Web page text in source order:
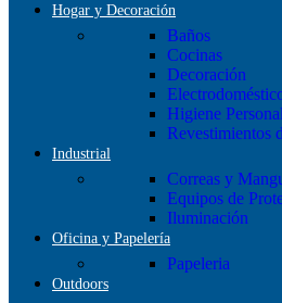
Hogar y Decoración
Baños
Cocinas
Decoración
Higiene Personal
Revestimientos
Industrial
Correas y
Equipos de
Iluminación
Oficina y Papelería
Papeleria
Outdoors